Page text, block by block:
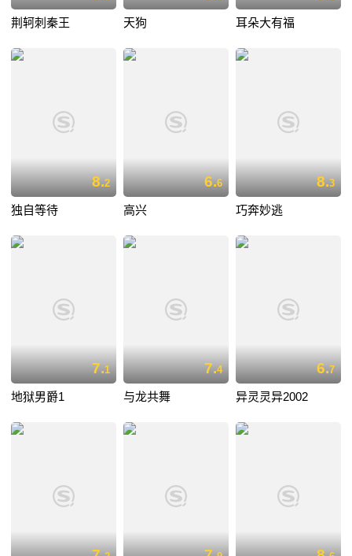
荆轲刺秦王 天狗 耳朵大有福
8.2
独自等待
6.6
高兴
8.3
巧奔妙逃
7.1
地狱男爵1
7.4
与龙共舞
6.7
异灵灵异2002